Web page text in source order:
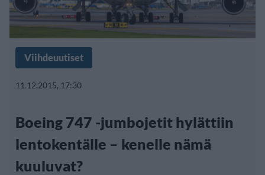
Viihdeuutiset
11.12.2015, 17:30
Boeing 747 -jumbojetit hylättiin
lentokentälle – kenelle nämä
kuuluvat?